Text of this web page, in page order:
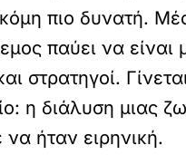
πιο δυνατή.
παύει να είναι
στρατηγοί.
η διάλυση μιας
ήταν ειρηνική.